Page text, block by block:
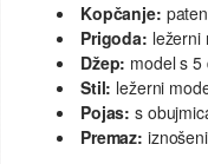
Kopčanje:
Prigoda: ležerni
Džep: model s 5
Stil: ležerni
Pojas: s
Premaz: